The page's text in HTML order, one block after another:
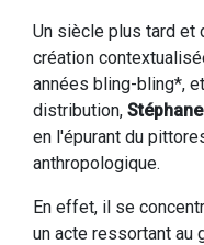
Un siècle plus tard et
création
années bling-bling*,
distribution,
en l'épurant du
anthropologique.
En effet, il se
un acte ressortant au